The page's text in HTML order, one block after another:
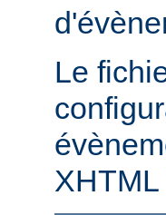
Le
XHTML